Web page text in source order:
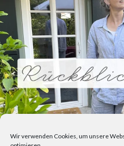
Wir verwenden Cookies, um unsere